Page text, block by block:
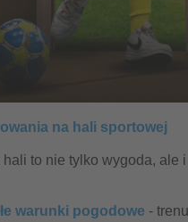
na hali sportowej
to nie tylko wygoda, ale
warunki pogodowe -